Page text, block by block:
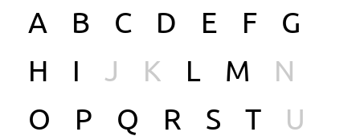
A B C D E F
G
H
I J K L M
N
O
P Q R S T
U